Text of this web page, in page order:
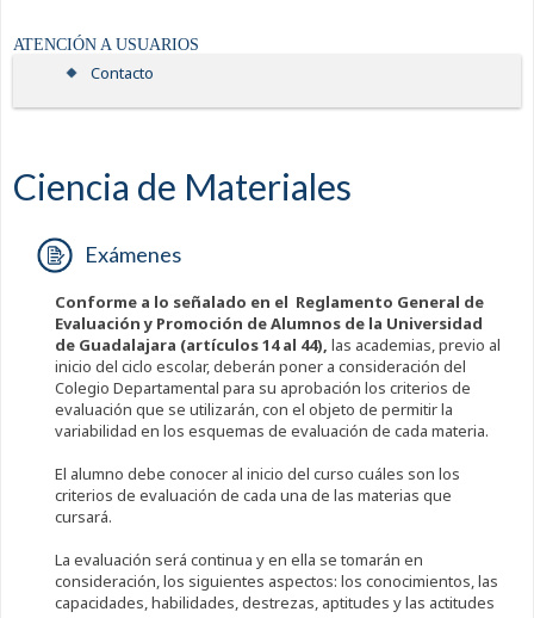
ATENCIÓN A USUARIOS
Contacto
Ciencia de Materiales
Exámenes
Conforme a lo señalado en el Reglamento General de
Evaluación y Promoción de Alumnos de la Universidad
de Guadalajara (artículos 14 al 44), las academias, previo al
inicio del ciclo escolar, deberán poner a consideración del
Colegio Departamental para su aprobación los criterios de
evaluación que se utilizarán, con el objeto de permitir la
variabilidad en los esquemas de evaluación de cada materia.
El alumno debe conocer al inicio del curso cuáles son los
criterios de evaluación de cada una de las materias que
cursará.
La evaluación será continua y en ella se tomarán en
consideración, los siguientes aspectos: los conocimientos, las
capacidades, habilidades, destrezas, aptitudes y las actitudes